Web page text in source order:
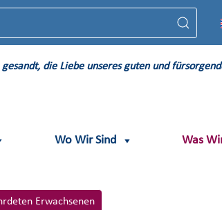
gesandt, die Liebe unseres guten und
Wo Wir Sind Was
Erwachsenen